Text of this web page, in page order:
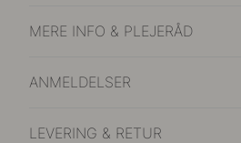
MERE INFO & PLEJERÅD
ANMELDELSER
LEVERING & RETUR